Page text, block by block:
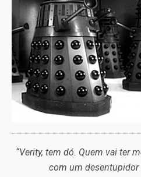
“Verity, tem dó. Quem vai ter
com um desentupidor